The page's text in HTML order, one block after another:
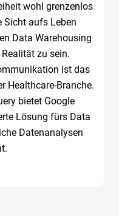
wohl grenzenlos
Sicht aufs Leben
Data Warehousing
zu sein.
ist das
Healthcare-Branche.
bietet Google
Lösung fürs Data
Datenanalysen